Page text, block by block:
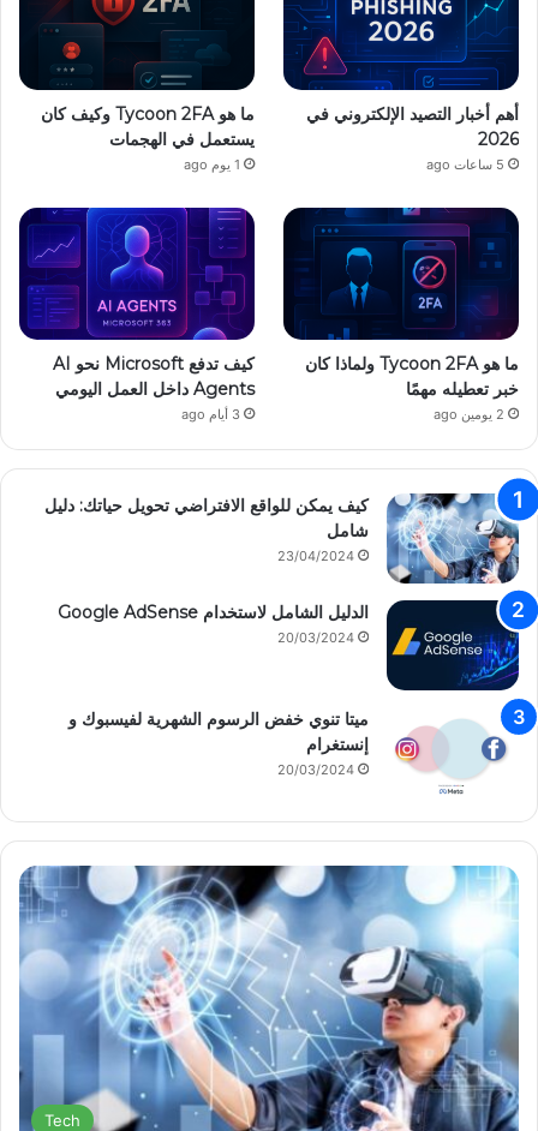
ج
أهم أخبار التصيد الإلكتروني في
2026
5 ساعات ago
ما هو Tycoon 2FA وكيف كان
يستعمل في الهجمات
1 يوم ago
ما هو Tycoon 2FA ولماذا كان
خبر تعطيله مهمًا
2 يومين ago
كيف تدفع Microsoft نحو AI
Agents داخل العمل اليومي
3 أيام ago
كيف يمكن للواقع الافتراضي تحويل حياتك: دليل
شامل
23/04/2024
الدليل الشامل لاستخدام Google AdSense
20/03/2024
ميتا تنوي خفض الرسوم الشهرية لفيسبوك و
إنستغرام
20/03/2024
Tech